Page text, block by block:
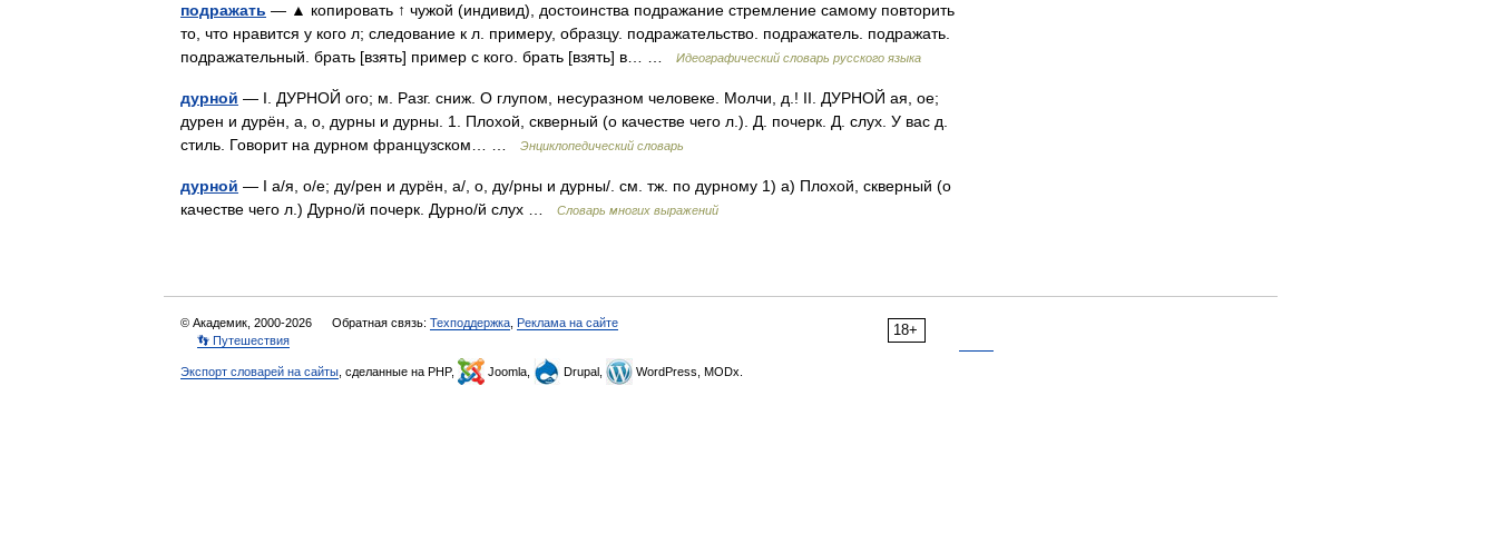
подражать — ▲ копировать ↑ чужой (индивид), достоинства подражание стремление самому повторить
то, что нравится у кого л; следование к л. примеру, образцу. подражательство. подражатель. подражать.
подражательный. брать [взять] пример с кого. брать [взять] в… …
Идеографический словарь русского языка
дурной — I. ДУРНОЙ ого; м. Разг. сниж. О глупом, несуразном человеке. Молчи, д.! II. ДУРНОЙ ая, ое;
дурен и дурён, а, о, дурны и дурны. 1. Плохой, скверный (о качестве чего л.). Д. почерк. Д. слух. У вас д.
стиль. Говорит на дурном французском… …
Энциклопедический словарь
дурной — I а/я, о/е; ду/рен и дурён, а/, о, ду/рны и дурны/. см. тж. по дурному 1) а) Плохой, скверный (о
качестве чего л.) Дурно/й почерк. Дурно/й слух …
Словарь многих выражений
18+
© Академик, 2000-2026 Обратная связь: Техподдержка Реклама на сайте
👣 Путешествия
Экспорт словарей на сайты , сделанные на PHP, Joomla, Drupal, WordPress, MODx.